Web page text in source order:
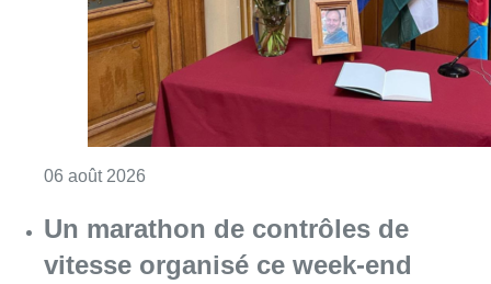
06 août 2026
Un marathon de contrôles de
vitesse organisé ce week-end